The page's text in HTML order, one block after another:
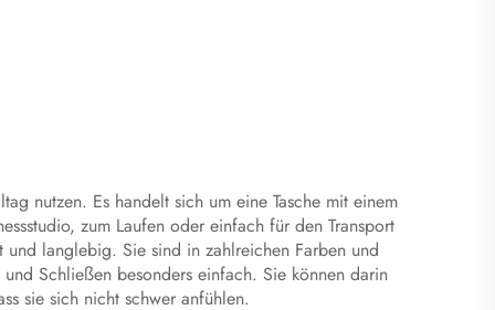
nutzen. Es handelt sich um eine Tasche mit einem
zum Laufen oder einfach für den Transport
und langlebig. Sie sind in zahlreichen Farben und
Schließen besonders einfach. Sie können darin
sie sich nicht schwer anfühlen.